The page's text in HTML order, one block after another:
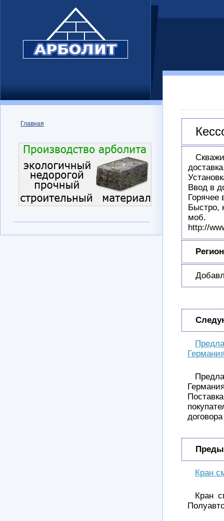
Главная
Ввод в
Горячее
Быстро,
моб.
http://
Кран
Кран